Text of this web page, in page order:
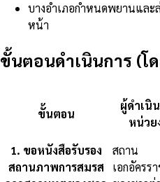
บางอำเภอกำหนดพยานและ
หน้า
ขั้นตอนดำเนินการ (โ
ขั้นตอน
ผู้ดำเนิ
หน่วย
1. ขอหนังสือรับรอง
สถานภาพการสมรส
สถาน
เอกอัครร